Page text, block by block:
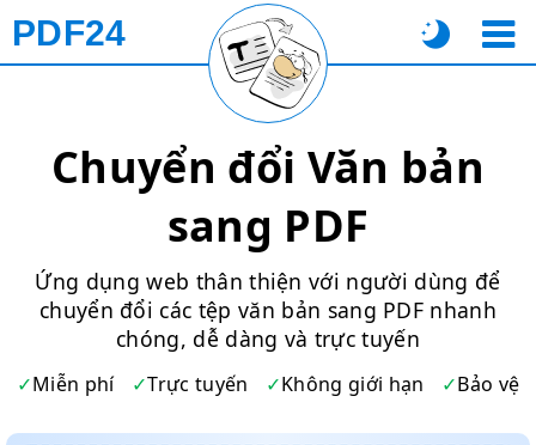
PDF24
Chuyển đổi Văn bản
sang PDF
Ứng dụng web thân thiện với người dùng để
chuyển đổi các tệp văn bản sang PDF nhanh
chóng, dễ dàng và trực tuyến
Miễn phí Trực tuyến Không giới hạn Bảo vệ